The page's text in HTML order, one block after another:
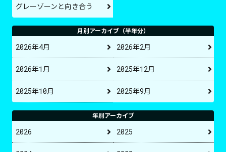
グレーゾーンと向き合う
月別アーカイブ（半年分）
2026年4月 2026年2月
2026年1月 2025年12月
2025年10月 2025年9月
年別アーカイブ
2026 2025